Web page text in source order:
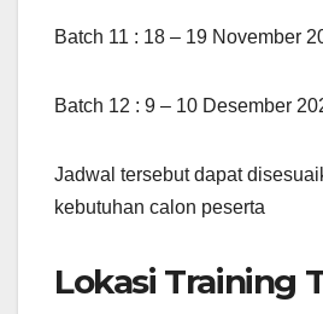
Batch 11 : 18 – 19 November
Batch 12 : 9 – 10 Desember
Jadwal tersebut dapat
kebutuhan calon peserta
Lokasi Training